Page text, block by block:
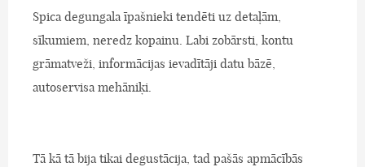
Spica degungala īpašnieki tendēti uz detaļām,
sīkumiem, neredz kopainu. Labi zobārsti, kontu
grāmatveži, informācijas ievadītāji datu bāzē,
autoservisa mehāniķi.
Tā kā tā bija tikai degustācija, tad pašās apmācībās